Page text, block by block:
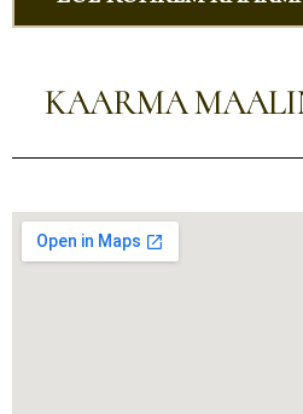
KAARMA